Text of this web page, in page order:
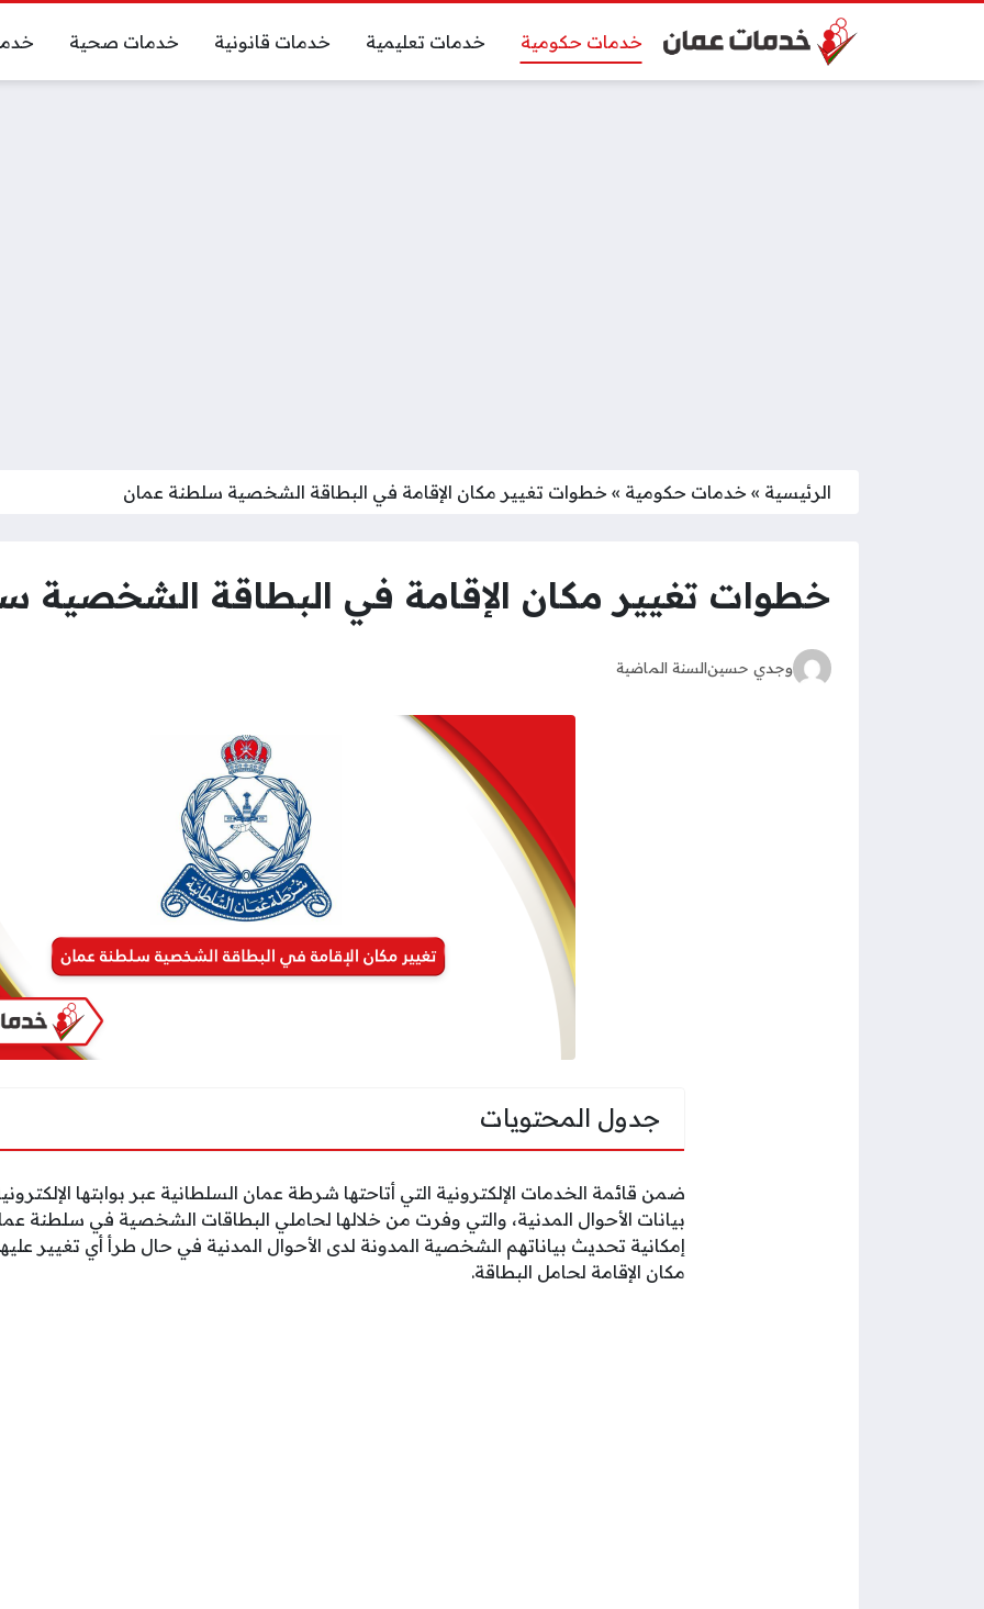
خدمات حكومية خدمات تعليمية خدمات قانونية خدمات صحية
الرئيسية » خدمات حكومية » خطوات تغيير مكان الإقامة في البطاقة الشخصية سلطنة عمان
خطوات تغيير مكان الإقامة في البطاقة الشخصية
وجدي حسينالسنة الماضية
جدول المحتويات
ضمن قائمة الخدمات الإلكترونية التي أتاحتها شرطة عمان السلطانية عبر بوابتها
بيانات الأحوال المدنية، والتي وفرت من خلالها لحاملي البطاقات الشخصية في سلطنة
إمكانية تحديث بياناتهم الشخصية المدونة لدى الأحوال المدنية في حال طرأ أي تغيير
مكان الإقامة لحامل البطاقة.